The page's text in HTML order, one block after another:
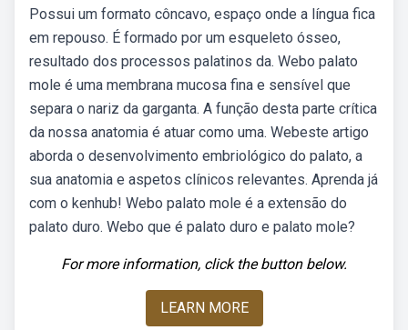
Possui um formato côncavo, espaço onde a língua fica
em repouso. É formado por um esqueleto ósseo,
resultado dos processos palatinos da. Webo palato
mole é uma membrana mucosa fina e sensível que
separa o nariz da garganta. A função desta parte crítica
da nossa anatomia é atuar como uma. Webeste artigo
aborda o desenvolvimento embriológico do palato, a
sua anatomia e aspetos clínicos relevantes. Aprenda já
com o kenhub! Webo palato mole é a extensão do
palato duro. Webo que é palato duro e palato mole?
For more information, click the button below.
LEARN MORE